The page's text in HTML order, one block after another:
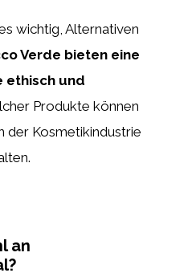
wichtig, Alternativen
Verde bieten eine
ethisch und
Produkte können
der Kosmetikindustrie
an